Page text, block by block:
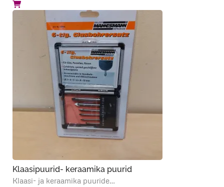
Klaasipuurid- keraamika puurid
Klaasi- ja keraamika puuride…